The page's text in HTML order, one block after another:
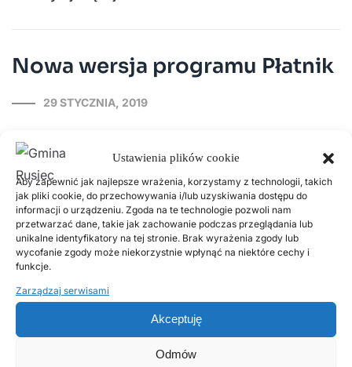
Ustawienia plików cookie
Aby zapewnić jak najlepsze wrażenia, korzystamy z technologii, takich
jak pliki cookie, do przechowywania i/lub uzyskiwania dostępu do
informacji o urządzeniu. Zgoda na te technologie pozwoli nam
przetwarzać dane, takie jak zachowanie podczas przeglądania lub
unikalne identyfikatory na tej stronie. Brak wyrażenia zgody lub
wycofanie zgody może niekorzystnie wpłynąć na niektóre cechy i
funkcje.
Zarządzaj serwisami
Akceptuję
Odmów
Nowa wersja programu Płatnik
29 STYCZNIA, 2019
Aktach.pdfPobierz
Czytaj więcej
Wykaz nieruchomości
stanowiących własność Gminy
Rusiec, przeznaczonych do
oddania w użyczenie na okres